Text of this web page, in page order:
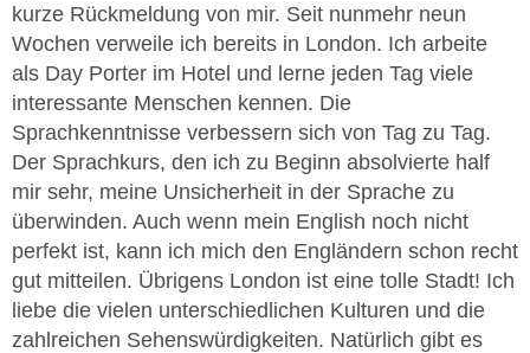
kurze Rückmeldung von mir. Seit nunmehr neun
Wochen verweile ich bereits in London. Ich arbeite
als Day Porter im Hotel und lerne jeden Tag viele
interessante Menschen kennen. Die
Sprachkenntnisse verbessern sich von Tag zu Tag.
Der Sprachkurs, den ich zu Beginn absolvierte half
mir sehr, meine Unsicherheit in der Sprache zu
überwinden. Auch wenn mein English noch nicht
perfekt ist, kann ich mich den Engländern schon recht
gut mitteilen. Übrigens London ist eine tolle Stadt! Ich
liebe die vielen unterschiedlichen Kulturen und die
zahlreichen Sehenswürdigkeiten. Natürlich gibt es